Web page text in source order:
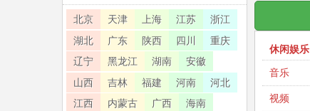
休闲娱乐
音乐
视频
北京 天津 上海 江苏
浙江
湖北
广东 陕西 四川
重庆
辽宁
黑龙江 湖南
安徽
山西
吉林 福建 河南
河北
江西
内蒙古 广西
海南